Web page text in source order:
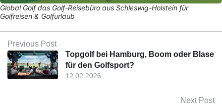
Global Golf das Golf-Reisebüro aus Schleswig-Holstein für
Golfreisen & Golfurlaub
Previous Post
12.02.2026
Topgolf bei Hamburg, Boom oder Blase
für den Golfsport?
Next Post